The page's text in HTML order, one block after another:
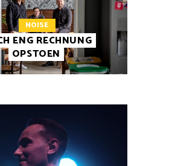
NOISE
ENG RECHNUNG
OPSTOEN